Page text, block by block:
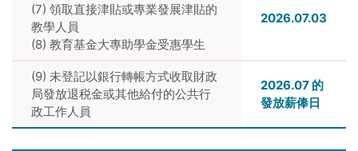
(7) 領取直接津貼或專業發展津貼的
教學人員
(8) 教育基金大專助學金受惠學生
2026.07.03
(9) 未登記以銀行轉帳方式收取財政
局發放退税金或其他給付的公共行
政工作人員
2026.07 的
發放薪俸日